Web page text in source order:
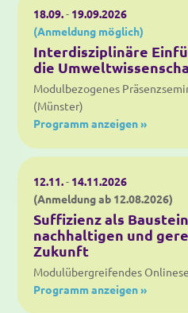
18.09.- 19.09.2026
(Anmeldung möglich)
Interdisziplinäre
die
Modulbezogenes
(Münster)
Programm anzeigen »
12.11.- 14.11.2026
(Anmeldung ab 12.08.2026)
Suffizienz als
nachhaltigen und
Zukunft
Modulübergreifendes
Programm anzeigen »